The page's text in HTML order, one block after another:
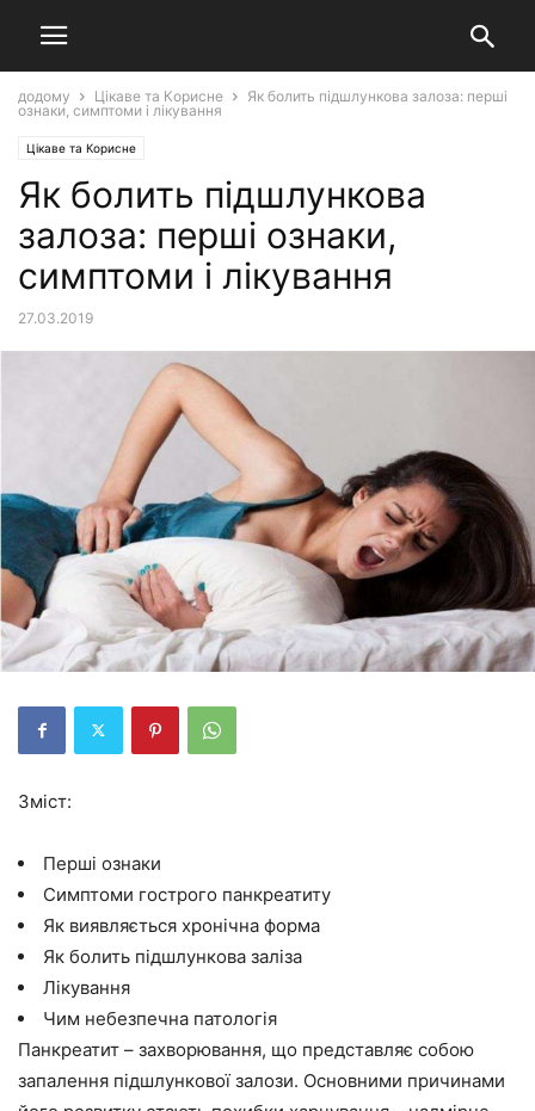
додому Цікаве та Корисне
Як болить підшлункова залоза: перші
ознаки, симптоми і лікування
Цікаве та Корисне
Як болить підшлункова
залоза: перші ознаки,
симптоми і лікування
27.03.2019
Зміст:
Перші ознаки
Симптоми гострого панкреатиту
Як виявляється хронічна форма
Як болить підшлункова заліза
Лікування
Чим небезпечна патологія
Панкреатит – захворювання, що представляє собою
запалення підшлункової залози. Основними причинами